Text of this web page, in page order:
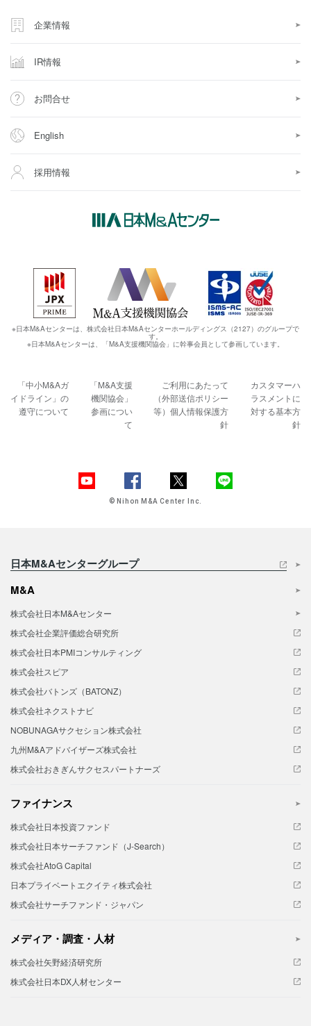
企業情報
IR情報
お問合せ
English
採用情報
※日本M&Aセンターは、株式会社日本M&Aセンターホールディングス（2127）のグループで
す。
※日本M&Aセンターは、「M&A支援機関協会」に幹事会員として参画しています。
「中小M&Aガ
イドライン」の
遵守について
「M&A支援
機関協会」
参画につい
て
ご利用にあたって
（外部送信ポリシー
等）個人情報保護方
針
カスタマーハ
ラスメントに
対する基本方
針
© Nihon M&A Center Inc.
日本M&Aセンターグループ
M&A
株式会社日本M&Aセンター
株式会社企業評価総合研究所
株式会社日本PMIコンサルティング
株式会社スピア
株式会社バトンズ（BATONZ）
株式会社ネクストナビ
NOBUNAGAサクセション株式会社
九州M&Aアドバイザーズ株式会社
株式会社おきぎんサクセスパートナーズ
ファイナンス
株式会社日本投資ファンド
株式会社日本サーチファンド（J-Search）
株式会社AtoG Capital
日本プライベートエクイティ株式会社
株式会社サーチファンド・ジャパン
メディア・調査・人材
株式会社矢野経済研究所
株式会社日本DX人材センター